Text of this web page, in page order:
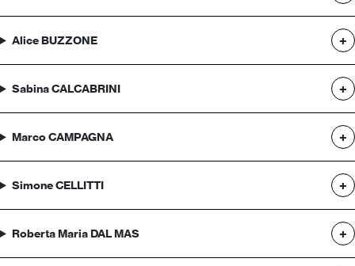
Alice BUZZONE
Sabina CALCABRINI
Marco CAMPAGNA
Simone CELLITTI
Roberta Maria DAL MAS